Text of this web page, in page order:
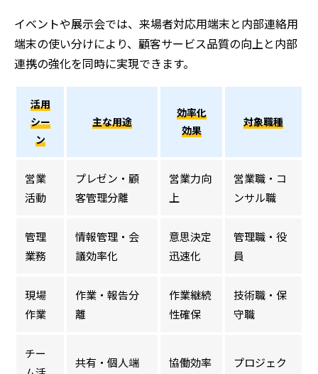
イベントや展示会では、来場者対応用端末と内部連絡用
端末の使い分けにより、顧客サービス品質の向上と内部
連携の強化を同時に実現できます。
活用
シー
ン
主な用途
効率化
効果
対象職種
営業
活動
プレゼン・顧
客管理分離
営業力向
上
営業職・コ
ンサル職
管理
業務
情報管理・会
議効率化
意思決定
迅速化
管理職・役
員
現場
作業
作業・報告分
離
作業継続
性確保
技術職・保
守職
チー
共有・個人端
協働効率
プロジェク